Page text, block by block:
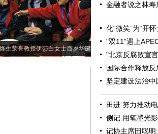
生荣誉教授伊莎白女士百岁华诞
金融者说之林
化“微笑”为“开
"双11”遇上
"北京反腐败宣
国际合作释放
坚定建设法治中
田进:努力推动
侧记:用笔墨光
记协主席田聪